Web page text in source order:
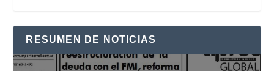
RESUMEN DE NOTICIAS
Reproductor